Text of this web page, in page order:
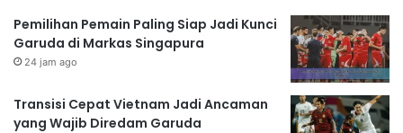
Pemilihan Pemain Paling Siap Jadi Kunci
Garuda di Markas Singapura
24 jam ago
Transisi Cepat Vietnam Jadi Ancaman
yang Wajib Diredam Garuda